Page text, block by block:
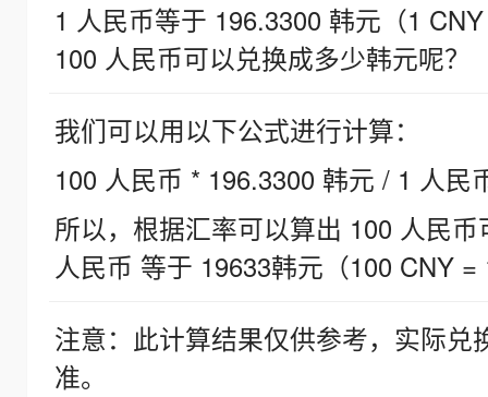
1 人民币等于 196.3300 韩元（1
100 人民币可以兑换成多少韩元呢？
我们可以用以下公式进行计算：
100 人民币 * 196.3300 韩元 / 1 人民
所以，根据汇率可以算出 100 人民
人民币 等于 19633韩元（100 CNY =
注意：此计算结果仅供参考，实际
准。